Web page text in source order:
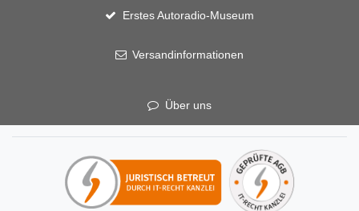
Erstes Autoradio-Museum
Versandinformationen
Über uns